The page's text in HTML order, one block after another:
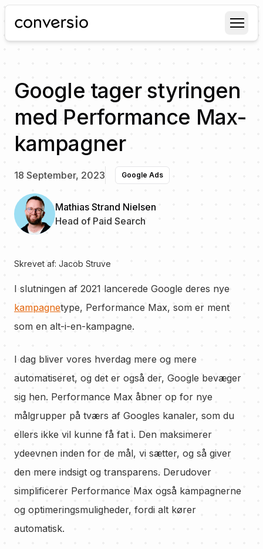
Conversio
Google tager styringen
med Performance Max-
kampagner
18 September, 2023 Google Ads
Mathias Strand Nielsen
Head of Paid Search
Skrevet af: Jacob Struve
I slutningen af 2021 lancerede Google deres nye
kampagnetype, Performance Max, som er ment
som en alt-i-en-kampagne.
I dag bliver vores hverdag mere og mere
automatiseret, og det er også der, Google bevæger
sig hen. Performance Max åbner op for nye
målgrupper på tværs af Googles kanaler, som du
ellers ikke vil kunne få fat i. Den maksimerer
ydeevnen inden for de mål, vi sætter, og så giver
den mere indsigt og transparens. Derudover
simplificerer Performance Max også kampagnerne
og optimeringsmuligheder, fordi alt kører
automatisk.